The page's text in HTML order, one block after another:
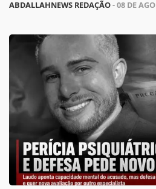
ABDALLAHNEWS REDAÇÃO- 08 DE AGO